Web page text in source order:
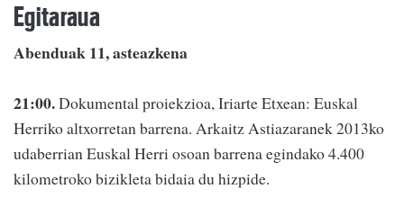
Egitaraua
Abenduak 11, asteazkena
21:00.Dokumental proiekzioa, Iriarte Etxean: Euskal
Herriko altxorretan barrena. Arkaitz Astiazaranek 2013ko
udaberrian Euskal Herri osoan barrena egindako 4.400
kilometroko bizikleta bidaia du hizpide.